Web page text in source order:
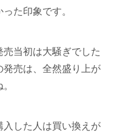
た印象です。
当初は大騒ぎでした
発売は、全然盛り上が
入した人は買い換えが